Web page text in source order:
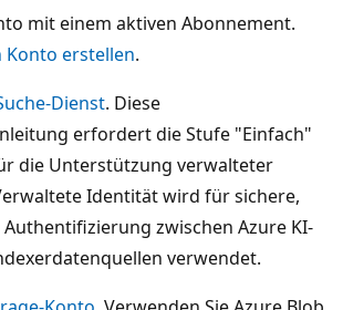
mit einem aktiven Abonnement.
Konto erstellen.
Dienst. Diese
erfordert die Stufe "Einfach"
die Unterstützung verwalteter
Identität wird für sichere,
zwischen Azure KI-
verwendet.